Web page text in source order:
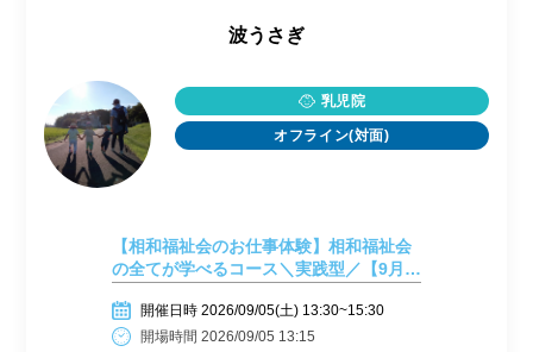
波うさぎ
乳児院
オフライン(対面)
【相和福祉会のお仕事体験】相和福祉会
の全てが学べるコース＼実践型／【9月5
開催日時 2026/09/05(土) 13:30~15:30
開場時間 2026/09/05 13:15